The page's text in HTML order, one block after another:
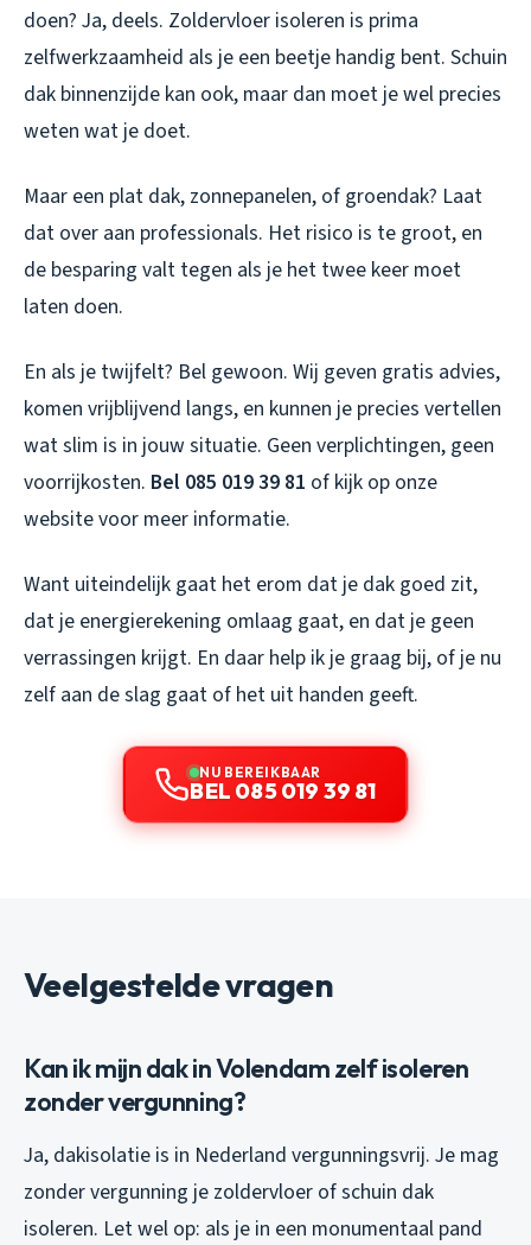
doen? Ja, deels. Zoldervloer isoleren is prima
zelfwerkzaamheid als je een beetje handig bent. Schuin
dak binnenzijde kan ook, maar dan moet je wel precies
weten wat je doet.
Maar een plat dak, zonnepanelen, of groendak? Laat
dat over aan professionals. Het risico is te groot, en
de besparing valt tegen als je het twee keer moet
laten doen.
En als je twijfelt? Bel gewoon. Wij geven gratis advies,
komen vrijblijvend langs, en kunnen je precies vertellen
wat slim is in jouw situatie. Geen verplichtingen, geen
voorrijkosten. Bel 085 019 39 81 of kijk op onze
website voor meer informatie.
Want uiteindelijk gaat het erom dat je dak goed zit,
dat je energierekening omlaag gaat, en dat je geen
verrassingen krijgt. En daar help ik je graag bij, of je nu
zelf aan de slag gaat of het uit handen geeft.
NU BEREIKBAAR
BEL 085 019 39 81
Veelgestelde vragen
Kan ik mijn dak in Volendam zelf isoleren
zonder vergunning?
Ja, dakisolatie is in Nederland vergunningsvrij. Je mag
zonder vergunning je zoldervloer of schuin dak
isoleren. Let wel op: als je in een monumentaal pand